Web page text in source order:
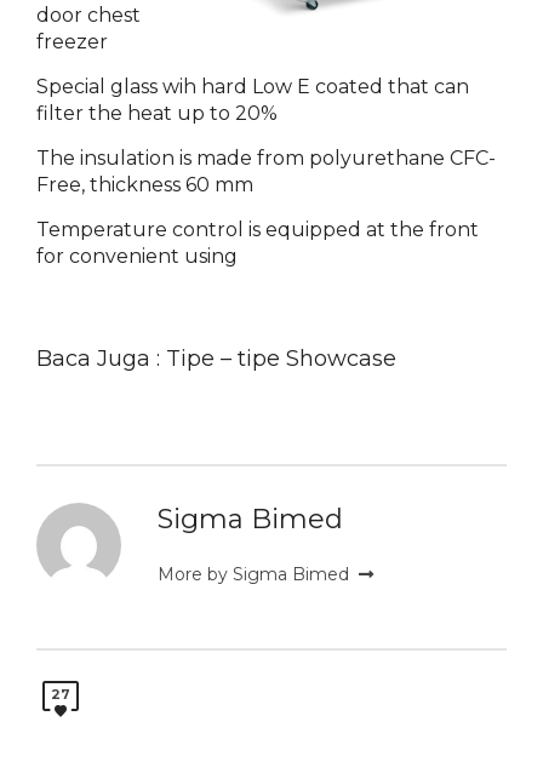
door chest
freezer
Special glass wih hard Low E coated that can
filter the heat up to 20%
The insulation is made from polyurethane CFC-
Free, thickness 60 mm
Temperature control is equipped at the front
for convenient using
Baca Juga : Tipe – tipe Showcase
Sigma Bimed
More by Sigma Bimed
27